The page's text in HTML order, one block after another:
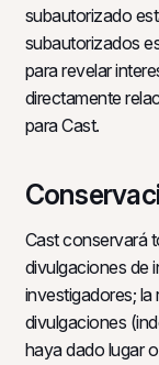
subautorizado
subautorizados
para revelar
directamente
para Cast.
Cast conservará
divulgaciones de
investigadores;
divulgaciones
haya dado lugar